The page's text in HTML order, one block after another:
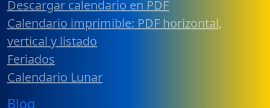
Descargar calendario en PDF
Calendario imprimible: PDF horizontal,
vertical y listado
Feriados
Calendario Lunar
Blog